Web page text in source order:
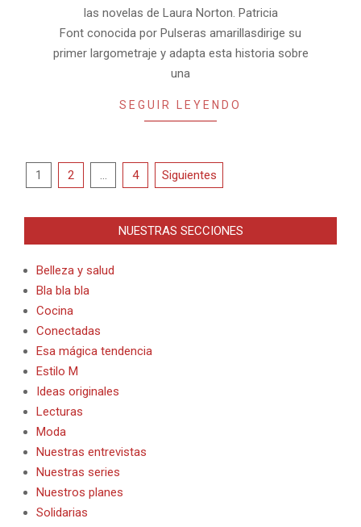
las novelas de Laura Norton. Patricia
Font conocida por Pulseras amarillasdirige su
primer largometraje y adapta esta historia sobre
una
SEGUIR LEYENDO
Paginación
1 2 4 Siguientes
NUESTRAS SECCIONES
Belleza y salud
Bla bla bla
Cocina
Conectadas
Esa mágica tendencia
Estilo M
Ideas originales
Lecturas
Moda
Nuestras entrevistas
Nuestras series
Nuestros planes
Solidarias